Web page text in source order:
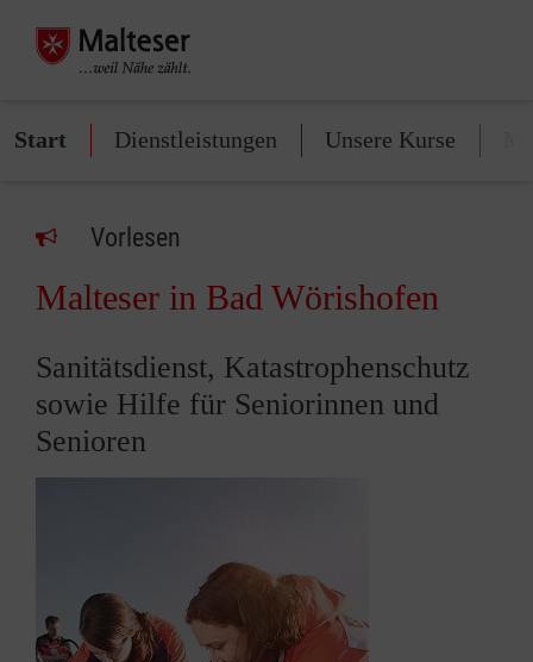
Start Dienstleistungen Unsere Kurse
Vorlesen
Malteser in Bad Wörishofen
Sanitätsdienst, Katastrophenschutz
sowie Hilfe für Seniorinnen und
Senioren